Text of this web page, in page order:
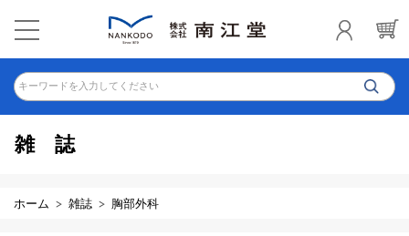
キーワードを入力してください
雑誌
ホーム 雑誌 胸部外科